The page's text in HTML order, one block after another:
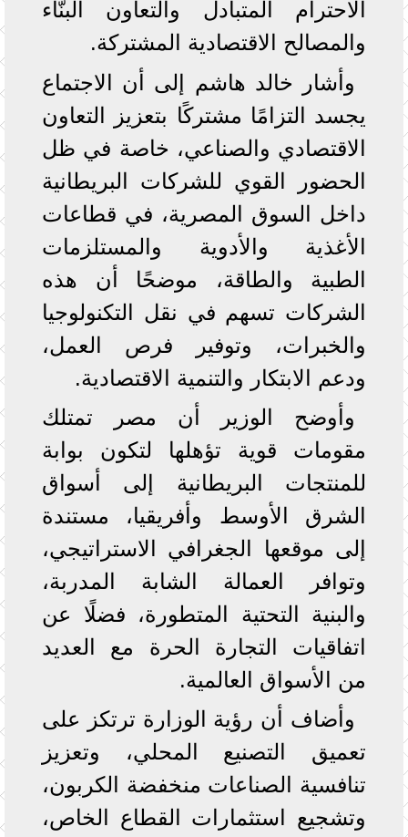
الاحترام المتبادل والتعاون البنّاء
والمصالح الاقتصادية المشتركة.
وأشار خالد هاشم إلى أن الاجتماع
يجسد التزامًا مشتركًا بتعزيز التعاون
الاقتصادي والصناعي، خاصة في ظل
الحضور القوي للشركات البريطانية
داخل السوق المصرية، في قطاعات
الأغذية والأدوية والمستلزمات
الطبية والطاقة، موضحًا أن هذه
الشركات تسهم في نقل التكنولوجيا
والخبرات، وتوفير فرص العمل،
ودعم الابتكار والتنمية الاقتصادية.
وأوضح الوزير أن مصر تمتلك
مقومات قوية تؤهلها لتكون بوابة
للمنتجات البريطانية إلى أسواق
الشرق الأوسط وأفريقيا، مستندة
إلى موقعها الجغرافي الاستراتيجي،
وتوافر العمالة الشابة المدربة،
والبنية التحتية المتطورة، فضلًا عن
اتفاقيات التجارة الحرة مع العديد
من الأسواق العالمية.
وأضاف أن رؤية الوزارة ترتكز على
تعميق التصنيع المحلي، وتعزيز
تنافسية الصناعات منخفضة الكربون،
وتشجيع استثمارات القطاع الخاص،